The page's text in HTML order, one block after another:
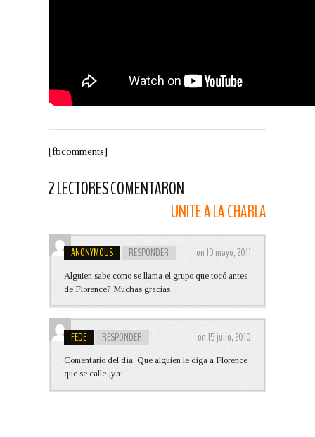
[fbcomments]
2 LECTORES COMENTARON
UNITE A LA CHARLA
ANONYMOUS RESPONDER on 10 mayo, 2011
Alguien sabe como se llama el grupo que tocó antes
de Florence? Muchas gracias
FEDE RESPONDER on 15 julio, 2010
Comentario del día: Que alguien le diga a Florence
que se calle ¡ya!